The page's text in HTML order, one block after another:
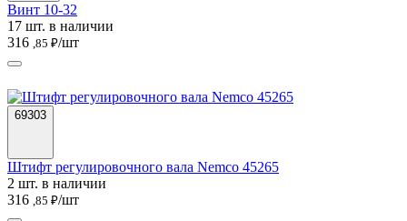
Винт 10-32
17 шт. в наличии
316 ,85 ₽/шт
69303
Штифт регулировочного вала Nemco 45265
2 шт. в наличии
316 ,85 ₽/шт